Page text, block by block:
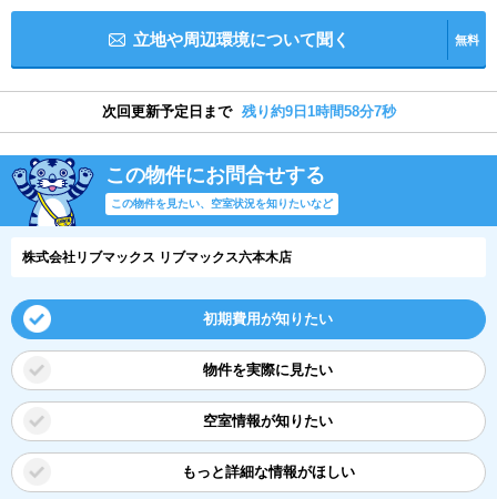
立地や周辺環境について聞く 無料
次回更新予定日まで 残り約9日1時間58分6秒
この物件にお問合せする
この物件を見たい、空室状況を知りたいなど
株式会社リブマックス リブマックス六本木店
初期費用が知りたい
物件を実際に見たい
空室情報が知りたい
もっと詳細な情報がほしい